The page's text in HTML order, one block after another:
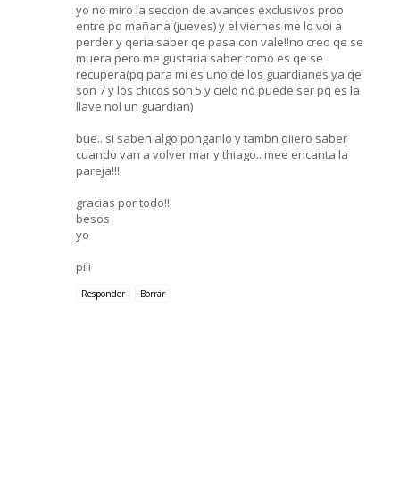
yo no miro la seccion de avances exclusivos proo
entre pq mañana (jueves) y el viernes me lo voi a
perder y qeria saber qe pasa con vale!!no creo qe se
muera pero me gustaria saber como es qe se
recupera(pq para mi es uno de los guardianes ya qe
son 7 y los chicos son 5 y cielo no puede ser pq es la
llave nol un guardian)
bue.. si saben algo ponganlo y tambn qiiero saber
cuando van a volver mar y thiago.. mee encanta la
pareja!!!
gracias por todo!!
besos
yo
pili
Responder Borrar